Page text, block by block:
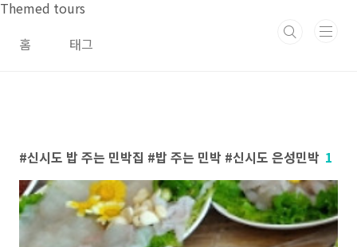
본문 바로가기
Themed tours
홈
태그
신시도 밥 주는 민박집 #밥 주는 민박 #신시도 은성민박 1